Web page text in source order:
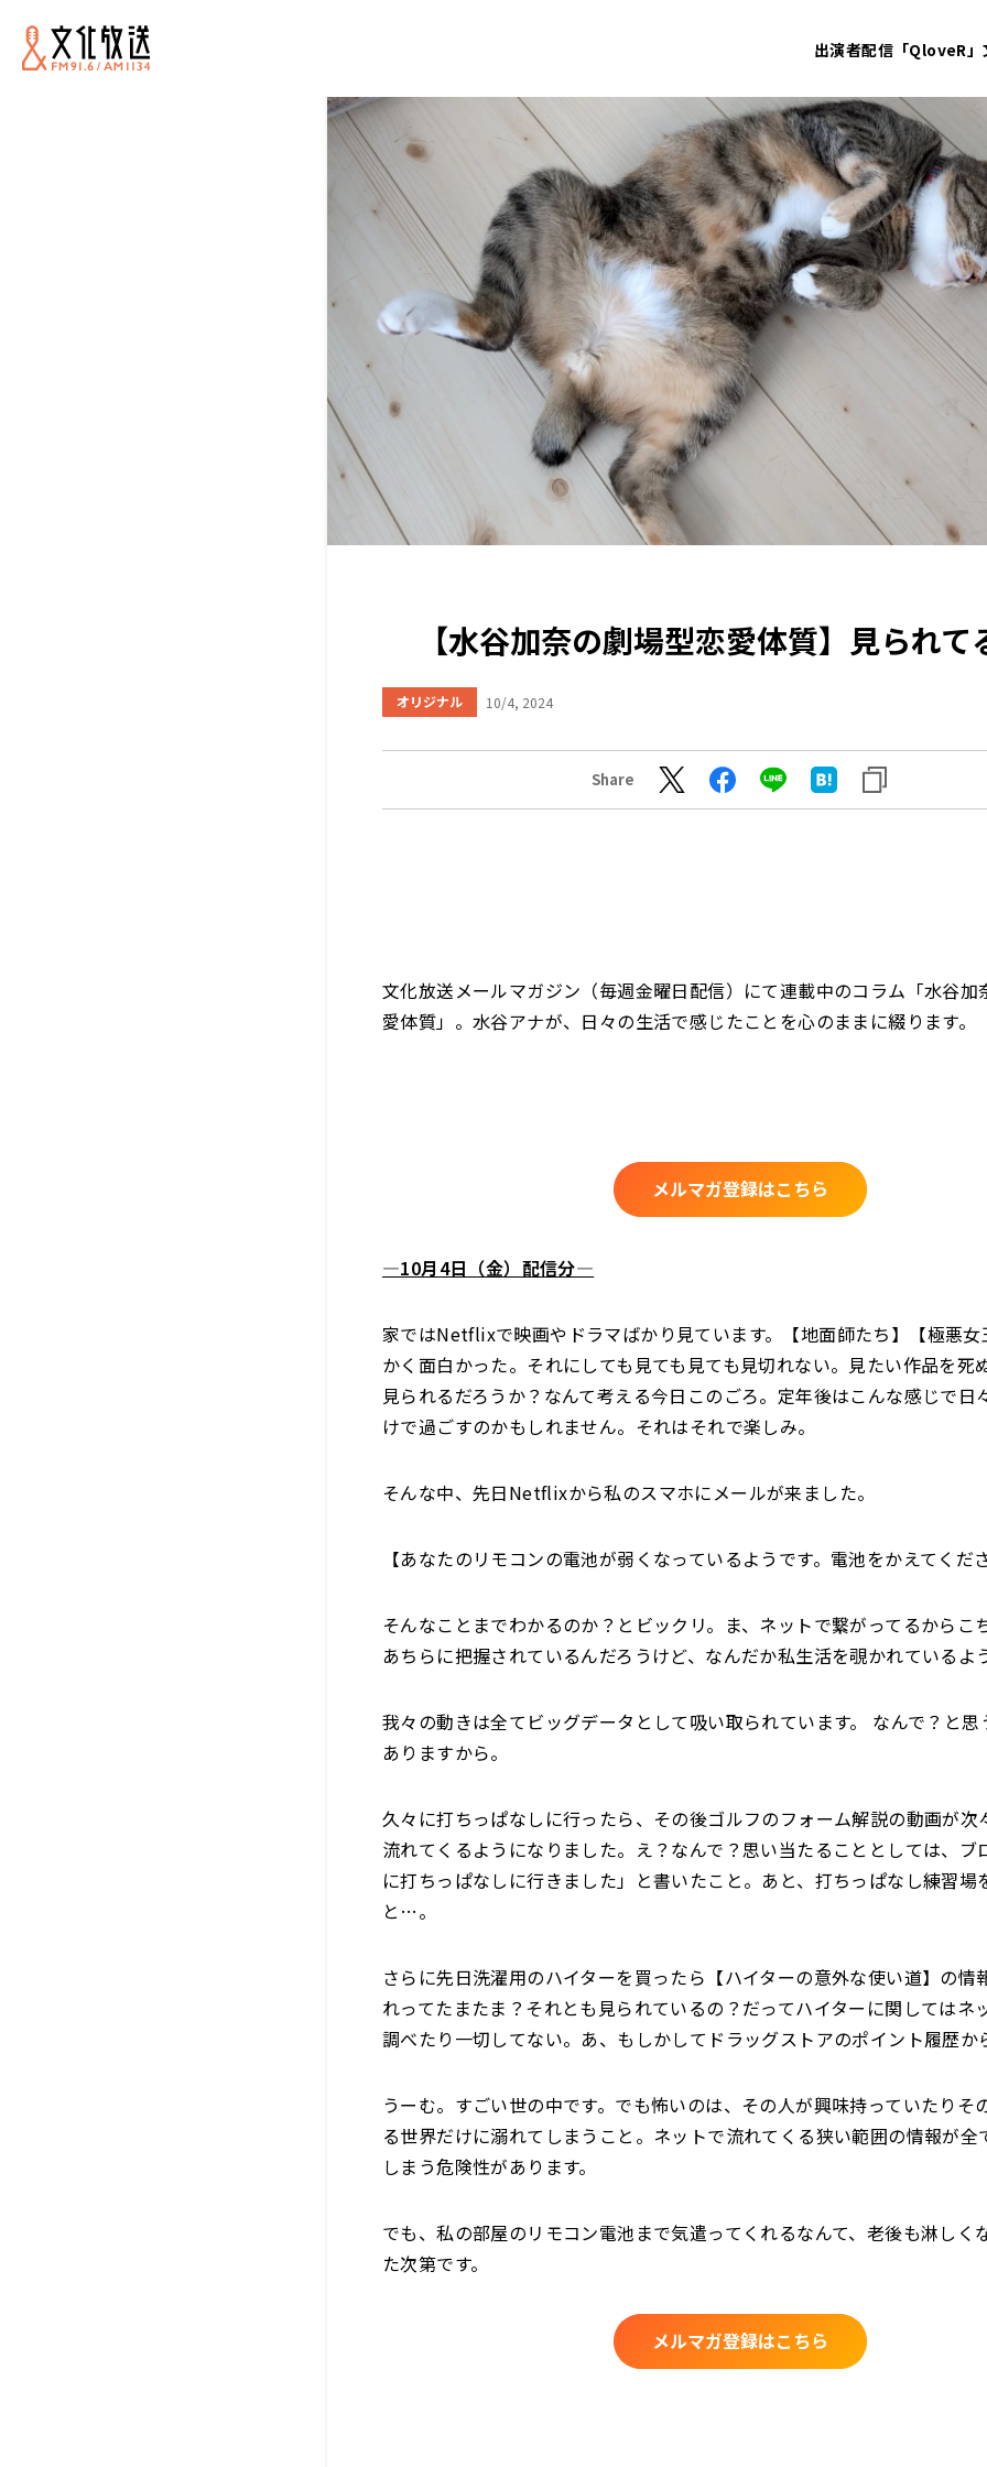
出演者配信「QloveR」
【水谷加奈の劇場型恋愛体質】見られて
オリジナル 10/4, 2024
Share
文化放送メールマガジン（毎週金曜日配信）にて連載中のコラム「水谷加
愛体質」。水谷アナが、日々の生活で感じたことを心のままに綴ります。
メルマガ登録はこちら
―10月4日（金）配信分―
家ではNetflixで映画やドラマばかり見ています。【地面師たち】【極悪
かく面白かった。それにしても見ても見ても見切れない。見たい作品を死
見られるだろうか？なんて考える今日このごろ。定年後はこんな感じで日
けで過ごすのかもしれません。それはそれで楽しみ。
そんな中、先日Netflixから私のスマホにメールが来ました。
【あなたのリモコンの電池が弱くなっているようです。電池をかえてくだ
そんなことまでわかるのか？とビックリ。ま、ネットで繋がってるからこ
あちらに把握されているんだろうけど、なんだか私生活を覗かれている
我々の動きは全てビッグデータとして吸い取られています。 なんで？と思
ありますから。
久々に打ちっぱなしに行ったら、その後ゴルフのフォーム解説の動画が次
流れてくるようになりました。え？なんで？思い当たることとしては、ブ
に打ちっぱなしに行きました」と書いたこと。あと、打ちっぱなし練習場
と…。
さらに先日洗濯用のハイターを買ったら【ハイターの意外な使い道】の情
れってたまたま？それとも見られているの？だってハイターに関してはネ
調べたり一切してない。あ、もしかしてドラッグストアのポイント履歴か
うーむ。すごい世の中です。でも怖いのは、その人が興味持っていたりそ
る世界だけに溺れてしまうこと。ネットで流れてくる狭い範囲の情報が全
しまう危険性があります。
でも、私の部屋のリモコン電池まで気遣ってくれるなんて、老後も淋しく
た次第です。
メルマガ登録はこちら